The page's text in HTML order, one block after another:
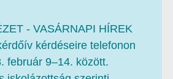
- VASÁRNAPI HÍREK
kérdéseire telefonon
február 9–14. között.